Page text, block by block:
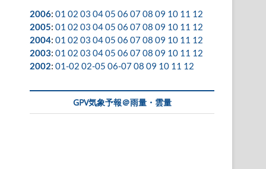
2006: 01 02 03 0405 06 0708 09 10 11 12
2005: 01 02 03 0405 06 0708 09 10 11 12
2004: 01 02 03 0405 06 0708 09 10 11 12
2003: 01 02 03 0405 06 0708 09 10 11 12
2002: 01-02 02-05 06-0708 09 10 11 12
GPV気象予報＠雨量・雲量